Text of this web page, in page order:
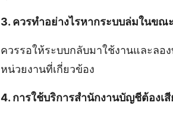
3. ควรทำอย่างไรหากระบบล่มในขณ
ควรรอให้ระบบกลับมาใช้งานและลอ
หน่วยงานที่เกี่ยวข้อง
4. การใช้บริการสำนักงานบัญชีต้องเสี